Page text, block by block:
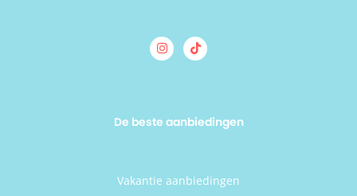
De beste aanbiedingen
Vakantie aanbiedingen